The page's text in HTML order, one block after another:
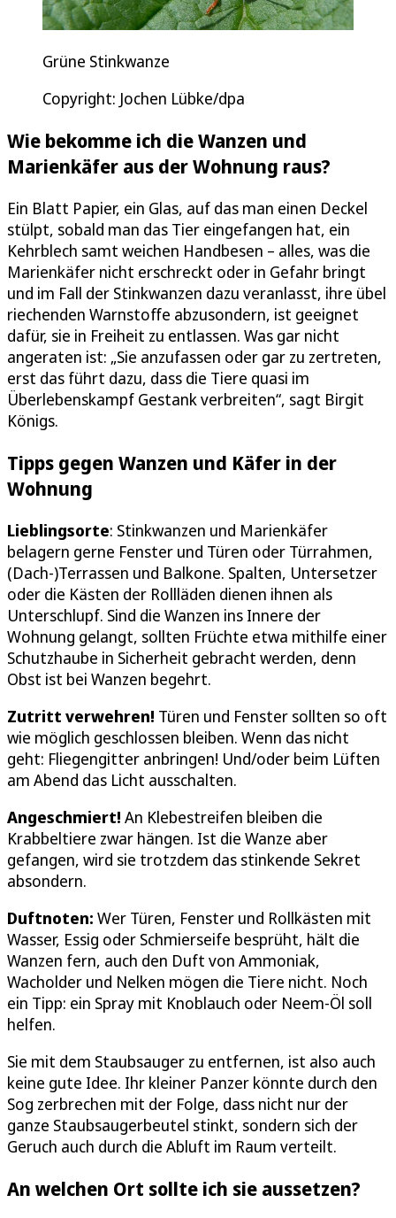
Grüne Stinkwanze
Copyright: Jochen Lübke/dpa
Wie bekomme ich die Wanzen und
Marienkäfer aus der Wohnung raus?
Ein Blatt Papier, ein Glas, auf das man einen Deckel
stülpt, sobald man das Tier eingefangen hat, ein
Kehrblech samt weichen Handbesen – alles, was die
Marienkäfer nicht erschreckt oder in Gefahr bringt
und im Fall der Stinkwanzen dazu veranlasst, ihre übel
riechenden Warnstoffe abzusondern, ist geeignet
dafür, sie in Freiheit zu entlassen. Was gar nicht
angeraten ist: „Sie anzufassen oder gar zu zertreten,
erst das führt dazu, dass die Tiere quasi im
Überlebenskampf Gestank verbreiten“, sagt Birgit
Königs.
Tipps gegen Wanzen und Käfer in der
Wohnung
Lieblingsorte: Stinkwanzen und Marienkäfer
belagern gerne Fenster und Türen oder Türrahmen,
(Dach-)Terrassen und Balkone. Spalten, Untersetzer
oder die Kästen der Rollläden dienen ihnen als
Unterschlupf. Sind die Wanzen ins Innere der
Wohnung gelangt, sollten Früchte etwa mithilfe einer
Schutzhaube in Sicherheit gebracht werden, denn
Obst ist bei Wanzen begehrt.
Zutritt verwehren! Türen und Fenster sollten so oft
wie möglich geschlossen bleiben. Wenn das nicht
geht: Fliegengitter anbringen! Und/oder beim Lüften
am Abend das Licht ausschalten.
Angeschmiert! An Klebestreifen bleiben die
Krabbeltiere zwar hängen. Ist die Wanze aber
gefangen, wird sie trotzdem das stinkende Sekret
absondern.
Duftnoten: Wer Türen, Fenster und Rollkästen mit
Wasser, Essig oder Schmierseife besprüht, hält die
Wanzen fern, auch den Duft von Ammoniak,
Wacholder und Nelken mögen die Tiere nicht. Noch
ein Tipp: ein Spray mit Knoblauch oder Neem-Öl soll
helfen.
Sie mit dem Staubsauger zu entfernen, ist also auch
keine gute Idee. Ihr kleiner Panzer könnte durch den
Sog zerbrechen mit der Folge, dass nicht nur der
ganze Staubsaugerbeutel stinkt, sondern sich der
Geruch auch durch die Abluft im Raum verteilt.
An welchen Ort sollte ich sie aussetzen?